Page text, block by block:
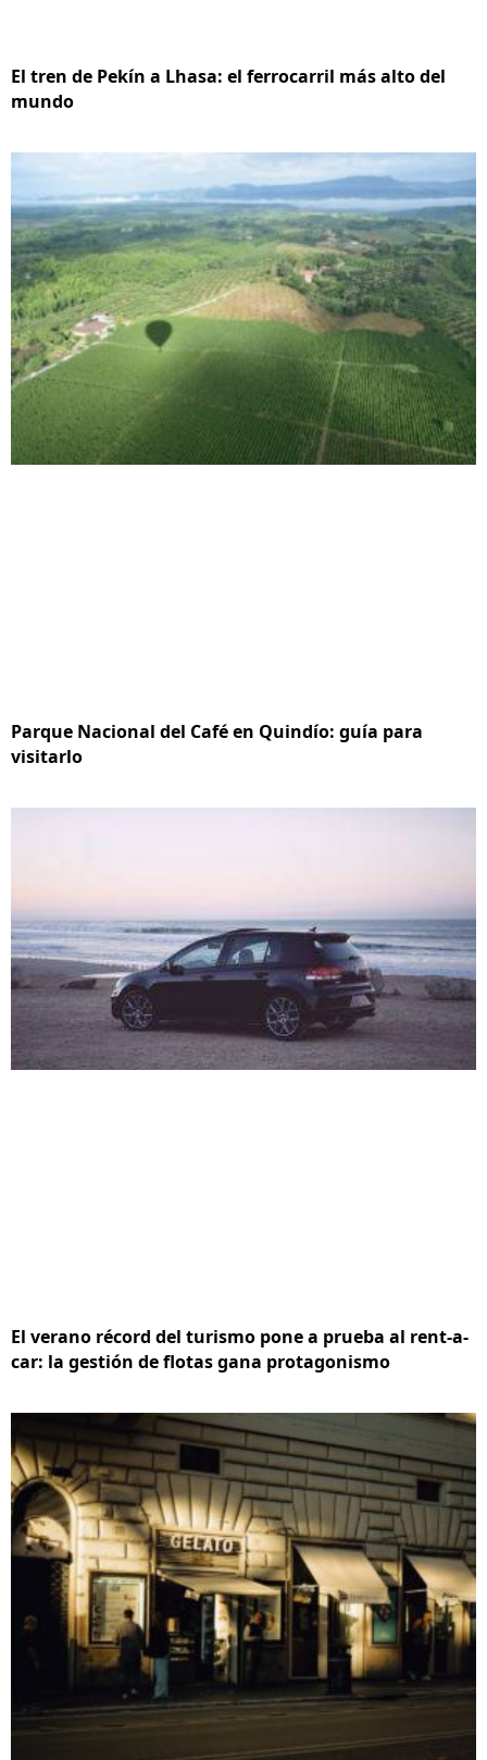
El tren de Pekín a Lhasa: el ferrocarril más alto del
mundo
Parque Nacional del Café en Quindío: guía para
visitarlo
El verano récord del turismo pone a prueba al rent-a-
car: la gestión de flotas gana protagonismo